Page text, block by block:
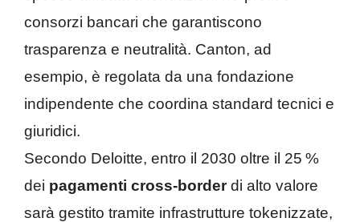
consorzi bancari che garantiscono
trasparenza e neutralità. Canton, ad
esempio, è regolata da una fondazione
indipendente che coordina standard tecnici e
giuridici.
Secondo Deloitte, entro il 2030 oltre il 25 %
dei pagamenti cross-borderdi alto valore
sarà gestito tramite infrastrutture tokenizzate,